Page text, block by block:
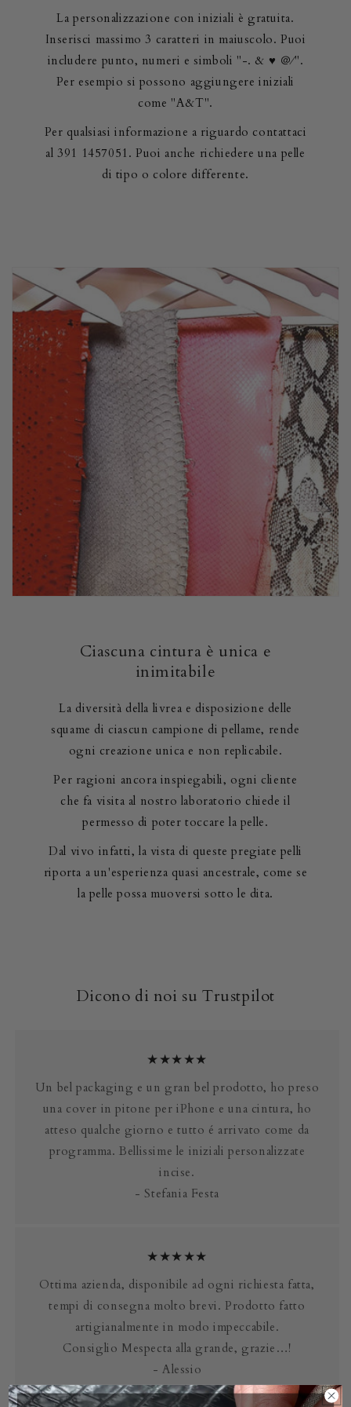
La personalizzazione con iniziali è gratuita.
Inserisci massimo 3 caratteri in maiuscolo. Puoi
includere punto, numeri e simboli "-. & ♥ ＠∕".
Per esempio si possono aggiungere iniziali
come "A&T".
Per qualsiasi informazione a riguardo contattaci
al 391 1457051. Puoi anche richiedere una pelle
di tipo o colore differente.
Ciascuna cintura è unica e
inimitabile
La diversità della livrea e disposizione delle
squame di ciascun campione di pellame, rende
ogni creazione unica e non replicabile.
Per ragioni ancora inspiegabili, ogni cliente
che fa visita al nostro laboratorio chiede il
permesso di poter toccare la pelle.
Dal vivo infatti, la vista di queste pregiate pelli
riporta a un'esperienza quasi ancestrale, come se
la pelle possa muoversi sotto le dita.
Dicono di noi su Trustpilot
★★★★★
Un bel packaging e un gran bel prodotto, ho preso
una cover in pitone per iPhone e una cintura, ho
atteso qualche giorno e tutto é arrivato come da
programma. Bellissime le iniziali personalizzate
incise.
- Stefania Festa
★★★★★
Ottima azienda, disponibile ad ogni richiesta fatta,
tempi di consegna molto brevi. Prodotto fatto
artigianalmente in modo impeccabile.
Consiglio Mespecta alla grande, grazie…!
- Alessio